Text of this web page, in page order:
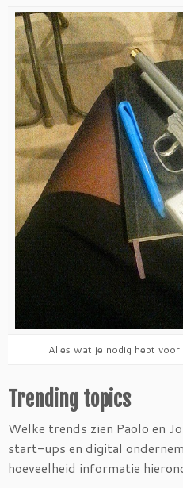
Alles wat je nodig hebt
Trending topics
Welke trends zien Paolo en
start-ups en digital
hoeveelheid informatie